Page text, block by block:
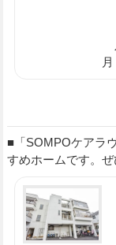
■「SOMPOケアラ
すめホームです。ぜ